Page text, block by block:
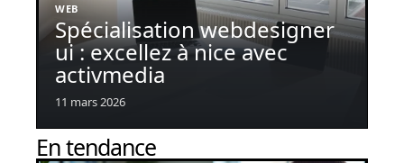
WEB
Spécialisation webdesigner
ui : excellez à nice avec
activmedia
11 mars 2026
En tendance